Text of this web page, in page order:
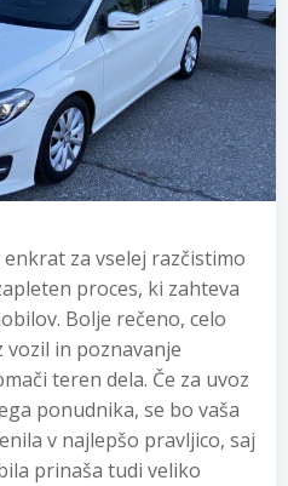
za vselej razčistimo
proces, ki zahteva
Bolje rečeno, celo
in poznavanje
teren dela. Če za uvoz
ponudnika, se bo vaša
v najlepšo pravljico, saj
prinaša tudi veliko